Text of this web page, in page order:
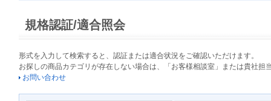
規格認証/適合照会
形式を入力して検索すると、認証または適合状況をご確認いただけます。
お探しの商品カテゴリが存在しない場合は、「お客様相談室」または貴社担
お問い合わせ